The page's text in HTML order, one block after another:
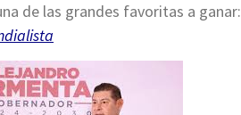
de las grandes favoritas a ganar: